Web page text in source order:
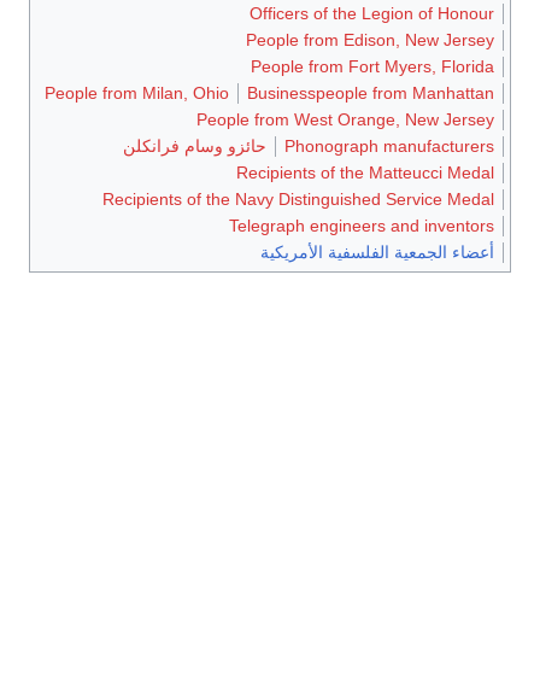
Officers of the Legion of Honour
People from Edison, New Jersey
People from Fort Myers, Florida
Businesspeople from Manhattan
People from Milan, Ohio
People from West Orange, New Jersey
Phonograph manufacturers
حائزو وسام فرانكلن
Recipients of the Matteucci Medal
Recipients of the Navy Distinguished Service Medal
Telegraph engineers and inventors
أعضاء الجمعية الفلسفية الأمريكية